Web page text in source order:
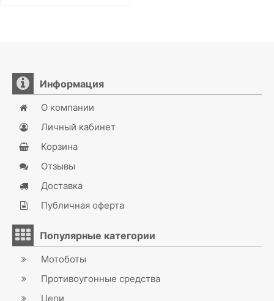
Информация
О компании
Личный кабинет
Корзина
Отзывы
Доставка
Публичная оферта
Популярные категории
Мотоботы
Противоугонные средства
Цепи